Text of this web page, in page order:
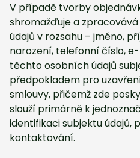
V případě tvorby
shromažďuje a
údajů v rozsahu – jméno,
narození, telefonní číslo,
těchto osobních údajů
předpokladem pro
smlouvy, přičemž zde
slouží primárně k
identifikaci subjektu údajů,
kontaktování.